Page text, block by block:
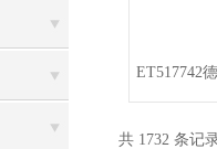
ET517742
共 1732 条记